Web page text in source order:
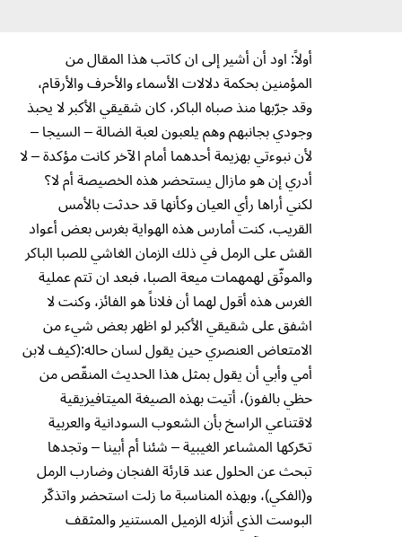
أولاً: اود أن أشير إلى ان كاتب هذا المقال من
المؤمنين بحكمة دلالات الأسماء والأحرف والأرقام،
وقد جرّبها منذ صباه الباكر، كان شقيقي الأكبر لا يحبذ
وجودي بجانبهم وهم يلعبون لعبة الضالة – السيجا –
لأن نبوءتي بهزيمة أحدهما أمام الآخر كانت مؤكدة – لا
أدري إن هو مازال يستحضر هذه الخصيصة أم لا؟
لكني أراها رأي العيان وكأنها قد حدثت بالأمس
القريب، كنت أمارس هذه الهواية بغرس بعض أعواد
القش على الرمل في ذلك الزمان الغاشي للصبا الباكر
والموثّق لهمهمات ميعة الصبا، فبعد ان تتم عملية
الغرس هذه أقول لهما أن فلاناً هو الفائز، وكنت لا
اشفق على شقيقي الأكبر لو اظهر بعض شيء من
الامتعاض العنصري حين يقول لسان حاله:(كيف لابن
أمي وأبي أن يقول بمثل هذا الحديث المنقّص من
حظي بالفوز)، أتيت بهذه الصيغة الميتافيزيقية
لاقتناعي الراسخ بأن الشعوب السودانية والعربية
تحّركها المشىاعر الغيبية – شئنا أم أبينا – وتجدها
تبحث عن الحلول عند قارئة الفنجان وضارب الرمل
و(الفكي)، وبهذه المناسبة ما زلت استحضر واتذكّر
البوست الذي أنزله الزميل المستنير والمثقف